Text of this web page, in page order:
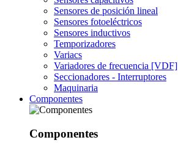
Sensores de posición lineal
Sensores fotoeléctricos
Sensores inductivos
Temporizadores
Variacs
Variadores de frecuencia [VDF]
Seccionadores - Interruptores
Maquinaria
Componentes
Componentes